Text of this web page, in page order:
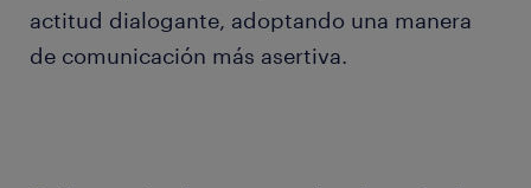
actitud dialogante, adoptando una manera
de comunicación más asertiva.